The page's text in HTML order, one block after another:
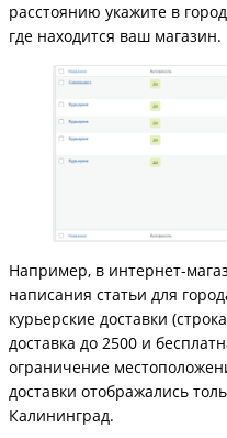
расстоянию укажите в
где находится ваш магазин.
Например, в интернет-
написания статьи для
курьерские доставки
доставка до 2500 и
ограничение
доставки отображались
Калининград.